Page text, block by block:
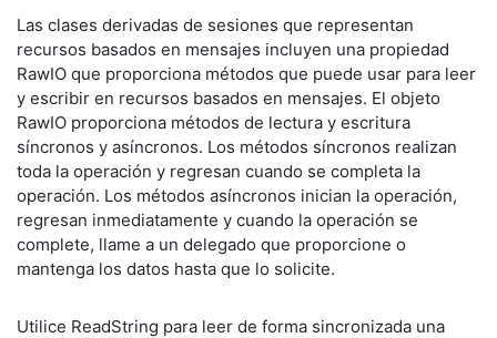
Las clases derivadas de sesiones que representan
recursos basados en mensajes incluyen una propiedad
RawIO que proporciona métodos que puede usar para leer
y escribir en recursos basados en mensajes. El objeto
RawIO proporciona métodos de lectura y escritura
síncronos y asíncronos. Los métodos síncronos realizan
toda la operación y regresan cuando se completa la
operación. Los métodos asíncronos inician la operación,
regresan inmediatamente y cuando la operación se
complete, llame a un delegado que proporcione o
mantenga los datos hasta que lo solicite.
Utilice ReadString para leer de forma sincronizada una